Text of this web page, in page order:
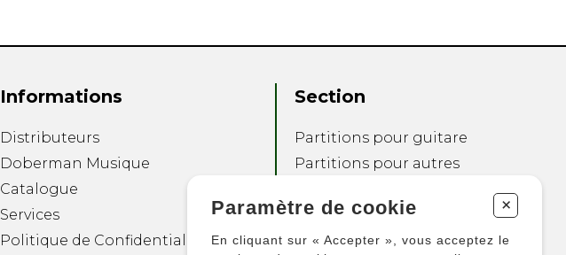
Informations
Distributeurs
Doberman Musique
Catalogue
Services
Politique de Confidentialité
Section
Partitions pour guitare
Partitions pour autres
Partitions pour
Paramètre de cookie +
En cliquant sur « Accepter », vous acceptez le